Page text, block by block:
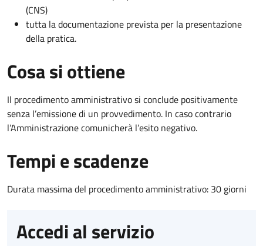
(CNS)
tutta la documentazione prevista per la presentazione
della pratica.
Cosa si ottiene
Il procedimento amministrativo si conclude positivamente
senza l’emissione di un provvedimento. In caso contrario
l’Amministrazione comunicherà l’esito negativo.
Tempi e scadenze
Durata massima del procedimento amministrativo: 30 giorni
Accedi al servizio